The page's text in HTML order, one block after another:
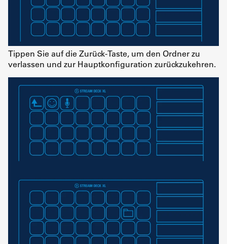
Tippen Sie auf die Zurück-Taste, um den Ordner zu
verlassen und zur Hauptkonfiguration zurückzukehren.